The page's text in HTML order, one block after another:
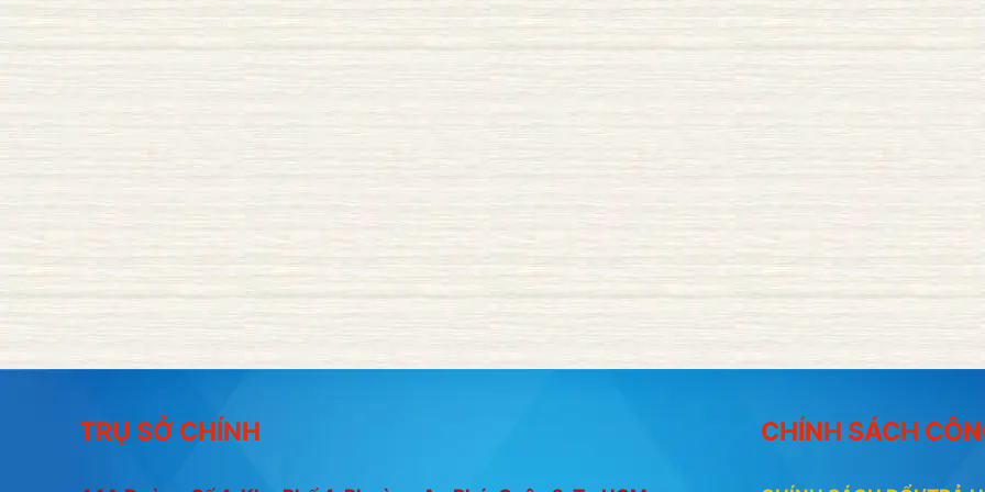
TRỤ SỞ CHÍNH CHÍNH SÁCH